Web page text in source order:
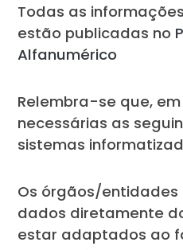
Todas as
estão publicadas no
Alfanumérico
Relembra-se que,
necessárias as
sistemas
Os órgãos/entidades
dados diretamente
estar adaptados ao